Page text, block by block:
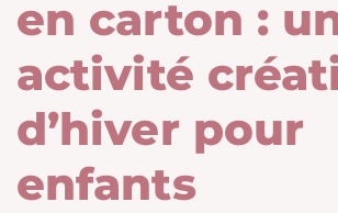
en carton :
activité
d’hiver pour
enfants